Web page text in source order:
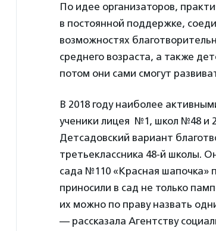
По идее организаторов,
в постоянной поддержке,
возможностях
среднего возраста, а также
потом они сами смогут
В 2018 году наиболее
ученики лицея №1, школ №48 и
Детсадовский вариант
третьеклассника 48-й школы.
сада №110 «Красная шапочка»
приносили в сад не только
их можно по праву назвать
— рассказала Агентству